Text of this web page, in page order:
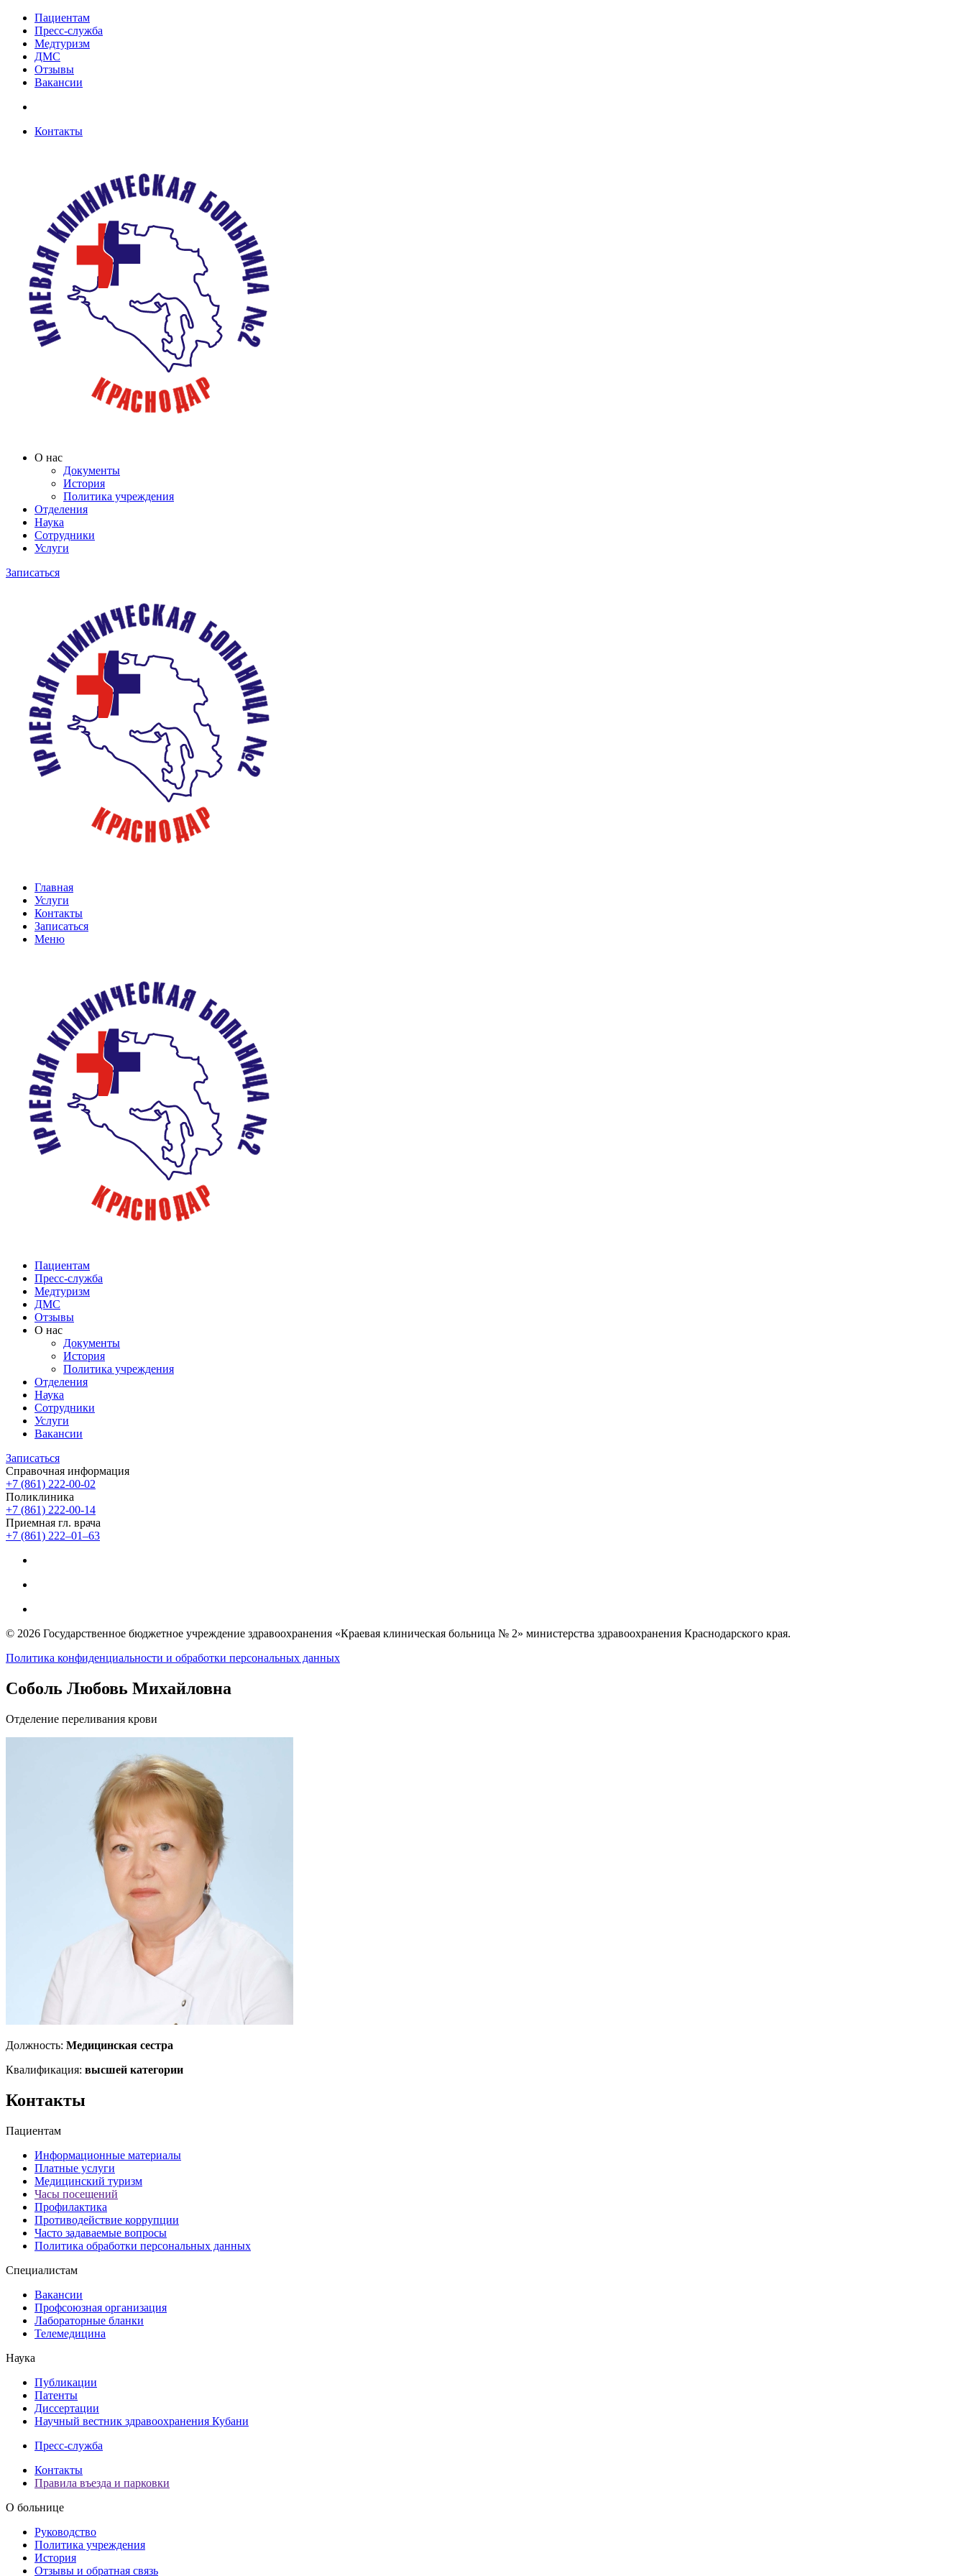
Пациентам
Пресс-служба
Медтуризм
ДМС
Отзывы
Вакансии
Контакты
О нас
Документы
История
Политика учреждения
Отделения
Наука
Сотрудники
Услуги
Записаться
Главная
Услуги
Контакты
Записаться
Меню
Пациентам
Пресс-служба
Медтуризм
ДМС
Отзывы
О нас
Документы
История
Политика учреждения
Отделения
Наука
Сотрудники
Услуги
Вакансии
Записаться
Справочная информация
+7 (861) 222-00-02
Поликлиника
+7 (861) 222-00-14
Приемная гл. врача
+7 (861) 222‒01‒63
© 2026 Государственное бюджетное учреждение здравоохранения «Краевая клиническая больница № 2» министерства здравоохранения Краснодарского края.
Политика конфиденциальности и обработки персональных данных
Соболь Любовь Михайловна
Отделение переливания крови
Должность: Медицинская сестра
Квалификация: высшей категории
Контакты
Пациентам
Информационные материалы
Платные услуги
Медицинский туризм
Часы посещений
Профилактика
Противодействие коррупции
Часто задаваемые вопросы
Политика обработки персональных данных
Специалистам
Вакансии
Профсоюзная организация
Лабораторные бланки
Телемедицина
Наука
Публикации
Патенты
Диссертации
Научный вестник здравоохранения Кубани
Пресс-служба
Контакты
Правила въезда и парковки
О больнице
Руководство
Политика учреждения
История
Отзывы и обратная связь